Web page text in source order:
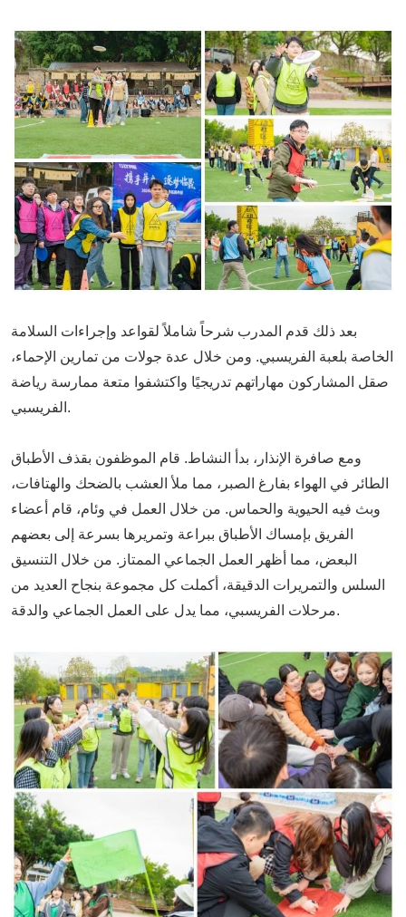
بعد ذلك قدم المدرب شرحاً شاملاً لقواعد وإجراءات السلامة
الخاصة بلعبة الفريسبي. ومن خلال عدة جولات من تمارين الإحماء،
صقل المشاركون مهاراتهم تدريجيًا واكتشفوا متعة ممارسة رياضة
الفريسبي.
ومع صافرة الإنذار، بدأ النشاط. قام الموظفون بقذف الأطباق
الطائر في الهواء بفارغ الصبر، مما ملأ العشب بالضحك والهتافات،
وبث فيه الحيوية والحماس. من خلال العمل في وئام، قام أعضاء
الفريق بإمساك الأطباق ببراعة وتمريرها بسرعة إلى بعضهم
البعض، مما أظهر العمل الجماعي الممتاز. من خلال التنسيق
السلس والتمريرات الدقيقة، أكملت كل مجموعة بنجاح العديد من
مرحلات الفريسبي، مما يدل على العمل الجماعي والدقة.